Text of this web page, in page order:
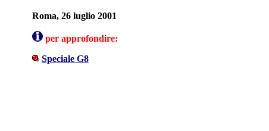
Roma, 26 luglio 2001
per approfondire:
Speciale G8